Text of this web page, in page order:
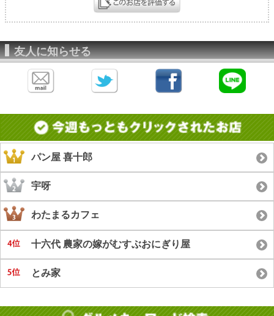
友人に知らせる
パン屋 喜十郎
宇呀
わたまるカフェ
十六代 農家の嫁がむすぶおにぎり屋
とみ家